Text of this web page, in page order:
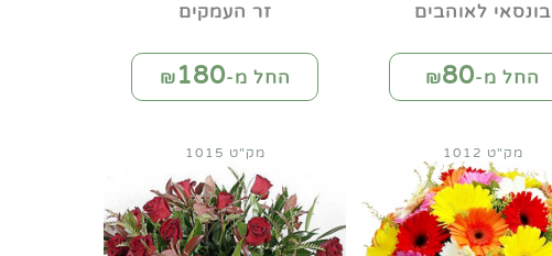
בונסאי לאוהבים
החל מ-₪80
זר העמקים
החל מ-₪180
מק"ט 1012 מק"ט 1015